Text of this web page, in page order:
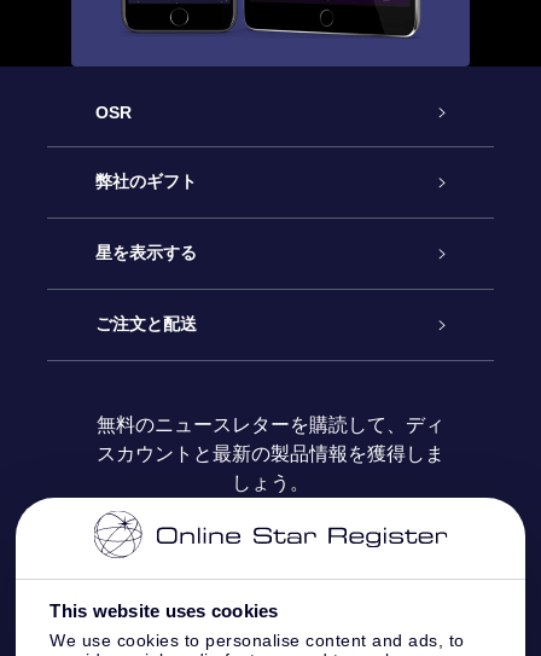
This website uses cookies
We use cookies to personalise content and ads, to
OSR
カスタマーサービス
お問い合わせ
ブログ
レビュー
弊社のギフト
Online Starギフト
OSRギフトパック
OSR ギフトカード
法人ギフト
星を表示する
星の登録
カスタマイズされたStar Page
One Million Stars
OSR Starsaver
ご注文と配送
お支払いに関する情報
配送に関する情報
返品ポリシ
無料のニュースレターを購読して、ディ
スカウントと最新の製品情報を獲得しま
しょう。